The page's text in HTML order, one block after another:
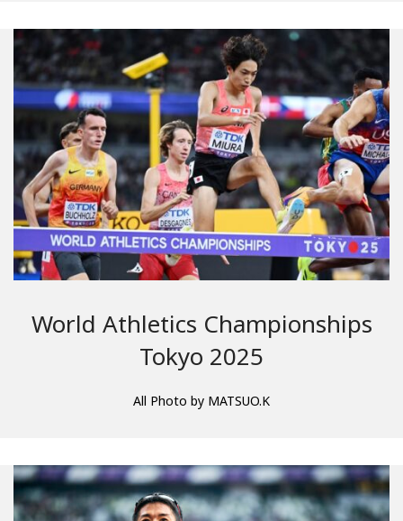
World Athletics Championships
Tokyo 2025
All Photo by MATSUO.K